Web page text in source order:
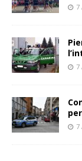
7
7
7